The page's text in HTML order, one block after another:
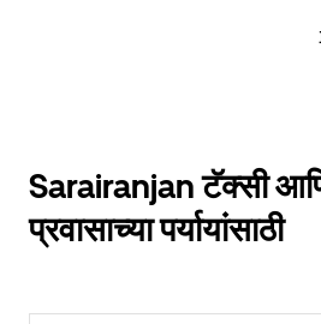
Sarairanjan टॅक्सी
प्रवासाच्या पर्यायांसाठी